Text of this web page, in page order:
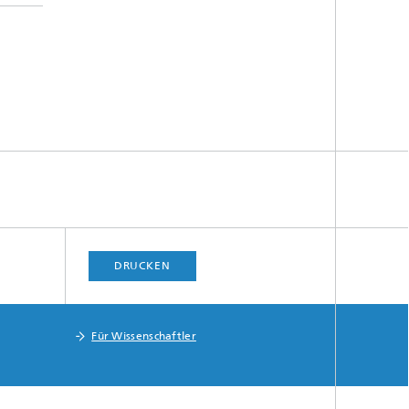
DRUCKEN
Für Wissenschaftler